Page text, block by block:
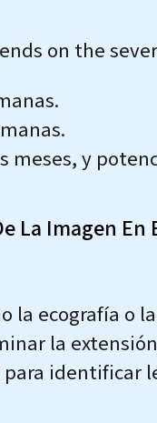
on the
meses, y
La Imagen
la ecografía o
la
identificar